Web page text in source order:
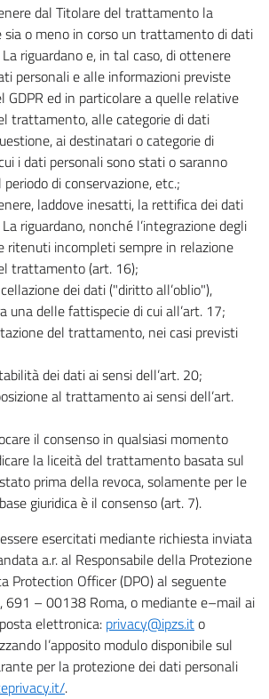
dal Titolare del trattamento la
sia o meno in corso un trattamento di dati
riguardano e, in tal caso, di ottenere
personali e alle informazioni previste
GDPR ed in particolare a quelle relative
trattamento, alle categorie di dati
ai destinatari o categorie di
i dati personali sono stati o saranno
di conservazione, etc.;
laddove inesatti, la rettifica dei dati
riguardano, nonché l’integrazione degli
ritenuti incompleti sempre in relazione
trattamento (art. 16);
dei dati ("diritto all’oblio"),
una delle fattispecie di cui all’art. 17;
del trattamento, nei casi previsti
dei dati ai sensi dell’art. 20;
al trattamento ai sensi dell’art.
il consenso in qualsiasi momento
la liceità del trattamento basata sul
prima della revoca, solamente per le
giuridica è il consenso (art. 7).
esercitati mediante richiesta inviata
a.r. al Responsabile della Protezione
Protection Officer (DPO) al seguente
691 – 00138 Roma, o mediante e–mail ai
elettronica: privacy@ipzs.ito
l’apposito modulo disponibile sul
per la protezione dei dati personali
.